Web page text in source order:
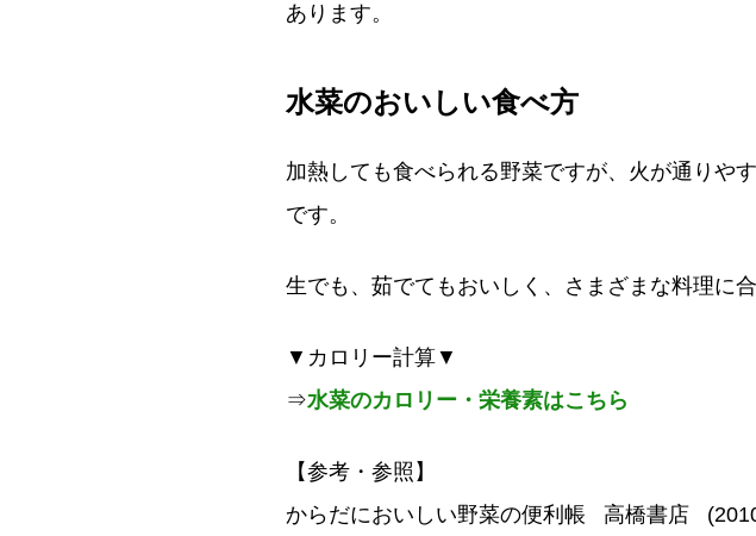
あります。
水菜のおいしい食べ方
加熱しても食べられる野菜ですが、火が通りや
です。
生でも、茹でてもおいしく、さまざまな料理に
▼カロリー計算▼
⇒水菜のカロリー・栄養素はこちら
【参考・参照】
からだにおいしい野菜の便利帳 高橋書店